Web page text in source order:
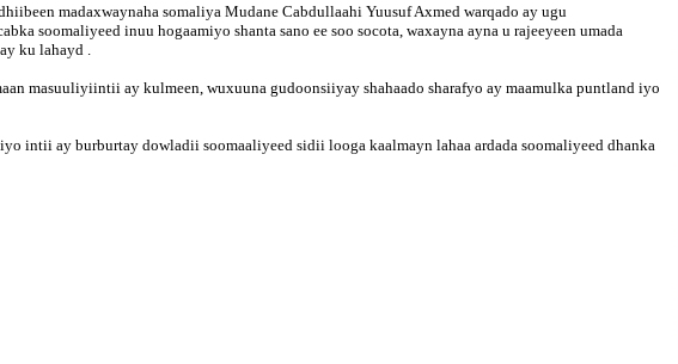
madaxwaynaha somaliya Mudane Cabdullaahi Yuusuf Axmed warqado ay ugu
soomaliyeed inuu hogaamiyo shanta sano ee soo socota, waxayna ayna u rajeeyeen umada
ku lahayd .
masuuliyiintii ay kulmeen, wuxuuna gudoonsiiyay shahaado sharafyo ay maamulka puntland iyo
intii ay burburtay dowladii soomaaliyeed sidii looga kaalmayn lahaa ardada soomaliyeed dhanka